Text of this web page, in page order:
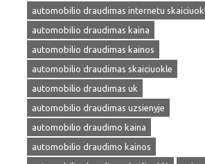
automobilio draudimas internetu
automobilio draudimas kaina
automobilio draudimas kainos
automobilio draudimas skaiciuokle
automobilio draudimas uk
automobilio draudimas uzsienyje
automobilio draudimo kaina
automobilio draudimo kainos